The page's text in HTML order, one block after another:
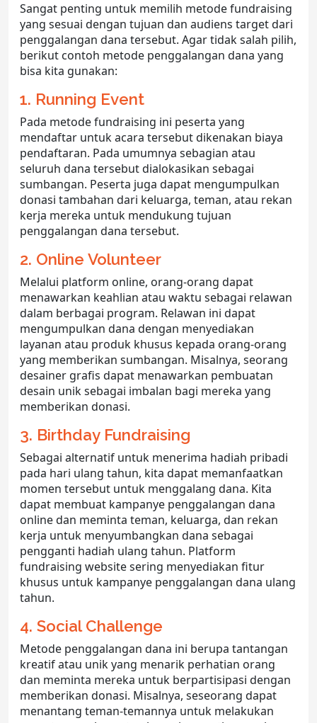
Sangat penting untuk memilih metode fundraising
yang sesuai dengan tujuan dan audiens target dari
penggalangan dana tersebut. Agar tidak salah pilih,
berikut contoh metode penggalangan dana yang
bisa kita gunakan:
1. Running Event
Pada metode fundraising ini peserta yang
mendaftar untuk acara tersebut dikenakan biaya
pendaftaran. Pada umumnya sebagian atau
seluruh dana tersebut dialokasikan sebagai
sumbangan. Peserta juga dapat mengumpulkan
donasi tambahan dari keluarga, teman, atau rekan
kerja mereka untuk mendukung tujuan
penggalangan dana tersebut.
2. Online Volunteer
Melalui platform online, orang-orang dapat
menawarkan keahlian atau waktu sebagai relawan
dalam berbagai program. Relawan ini dapat
mengumpulkan dana dengan menyediakan
layanan atau produk khusus kepada orang-orang
yang memberikan sumbangan. Misalnya, seorang
desainer grafis dapat menawarkan pembuatan
desain unik sebagai imbalan bagi mereka yang
memberikan donasi.
3. Birthday Fundraising
Sebagai alternatif untuk menerima hadiah pribadi
pada hari ulang tahun, kita dapat memanfaatkan
momen tersebut untuk menggalang dana. Kita
dapat membuat kampanye penggalangan dana
online dan meminta teman, keluarga, dan rekan
kerja untuk menyumbangkan dana sebagai
pengganti hadiah ulang tahun. Platform
fundraising website sering menyediakan fitur
khusus untuk kampanye penggalangan dana ulang
tahun.
4. Social Challenge
Metode penggalangan dana ini berupa tantangan
kreatif atau unik yang menarik perhatian orang
dan meminta mereka untuk berpartisipasi dengan
memberikan donasi. Misalnya, seseorang dapat
menantang teman-temannya untuk melakukan